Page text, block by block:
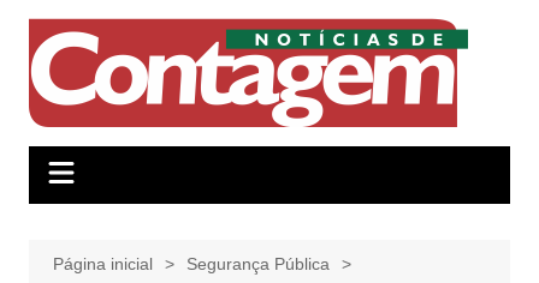
conteúdo
Página inicial
Segurança Pública